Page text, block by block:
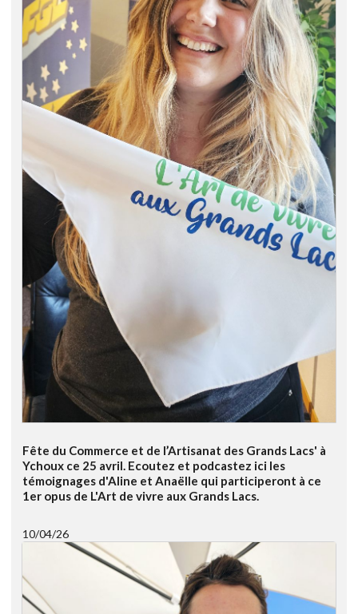
Fête du Commerce et de l’Artisanat des Grands Lacs' à
Ychoux ce 25 avril. Ecoutez et podcastez ici les
témoignages d'Aline et Anaëlle qui participeront à ce
1er opus de L'Art de vivre aux Grands Lacs.
10/04/26